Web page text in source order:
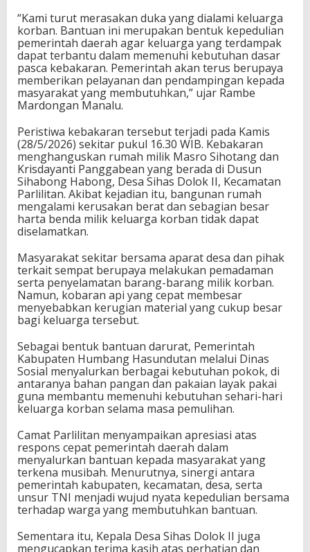
“Kami turut merasakan duka yang dialami keluarga
korban. Bantuan ini merupakan bentuk kepedulian
pemerintah daerah agar keluarga yang terdampak
dapat terbantu dalam memenuhi kebutuhan dasar
pasca kebakaran. Pemerintah akan terus berupaya
memberikan pelayanan dan pendampingan kepada
masyarakat yang membutuhkan,” ujar Rambe
Mardongan Manalu.
Peristiwa kebakaran tersebut terjadi pada Kamis
(28/5/2026) sekitar pukul 16.30 WIB. Kebakaran
menghanguskan rumah milik Masro Sihotang dan
Krisdayanti Panggabean yang berada di Dusun
Sihabong Habong, Desa Sihas Dolok II, Kecamatan
Parlilitan. Akibat kejadian itu, bangunan rumah
mengalami kerusakan berat dan sebagian besar
harta benda milik keluarga korban tidak dapat
diselamatkan.
Masyarakat sekitar bersama aparat desa dan pihak
terkait sempat berupaya melakukan pemadaman
serta penyelamatan barang-barang milik korban.
Namun, kobaran api yang cepat membesar
menyebabkan kerugian material yang cukup besar
bagi keluarga tersebut.
Sebagai bentuk bantuan darurat, Pemerintah
Kabupaten Humbang Hasundutan melalui Dinas
Sosial menyalurkan berbagai kebutuhan pokok, di
antaranya bahan pangan dan pakaian layak pakai
guna membantu memenuhi kebutuhan sehari-hari
keluarga korban selama masa pemulihan.
Camat Parlilitan menyampaikan apresiasi atas
respons cepat pemerintah daerah dalam
menyalurkan bantuan kepada masyarakat yang
terkena musibah. Menurutnya, sinergi antara
pemerintah kabupaten, kecamatan, desa, serta
unsur TNI menjadi wujud nyata kepedulian bersama
terhadap warga yang membutuhkan bantuan.
Sementara itu, Kepala Desa Sihas Dolok II juga
mengucapkan terima kasih atas perhatian dan